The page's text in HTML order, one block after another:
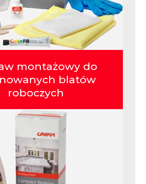
montażowy do
blatów
roboczych